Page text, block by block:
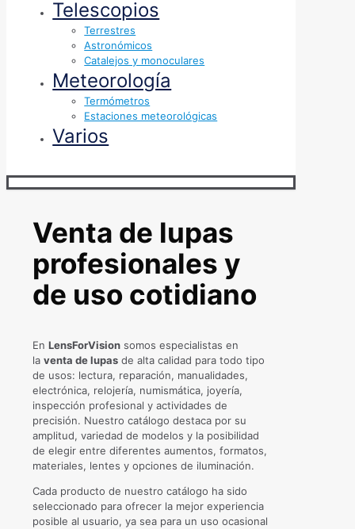
Telescopios
Terrestres
Astronómicos
Catalejos y monoculares
Meteorología
Termómetros
Estaciones meteorológicas
Varios
Venta de lupas
profesionales y
de uso cotidiano
En LensForVision somos especialistas en
la venta de lupas de alta calidad para todo tipo
de usos: lectura, reparación, manualidades,
electrónica, relojería, numismática, joyería,
inspección profesional y actividades de
precisión. Nuestro catálogo destaca por su
amplitud, variedad de modelos y la posibilidad
de elegir entre diferentes aumentos, formatos,
materiales, lentes y opciones de iluminación.
Cada producto de nuestro catálogo ha sido
seleccionado para ofrecer la mejor experiencia
posible al usuario, ya sea para un uso ocasional